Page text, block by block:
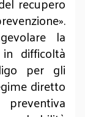
la
difficoltà
per gli
diretto